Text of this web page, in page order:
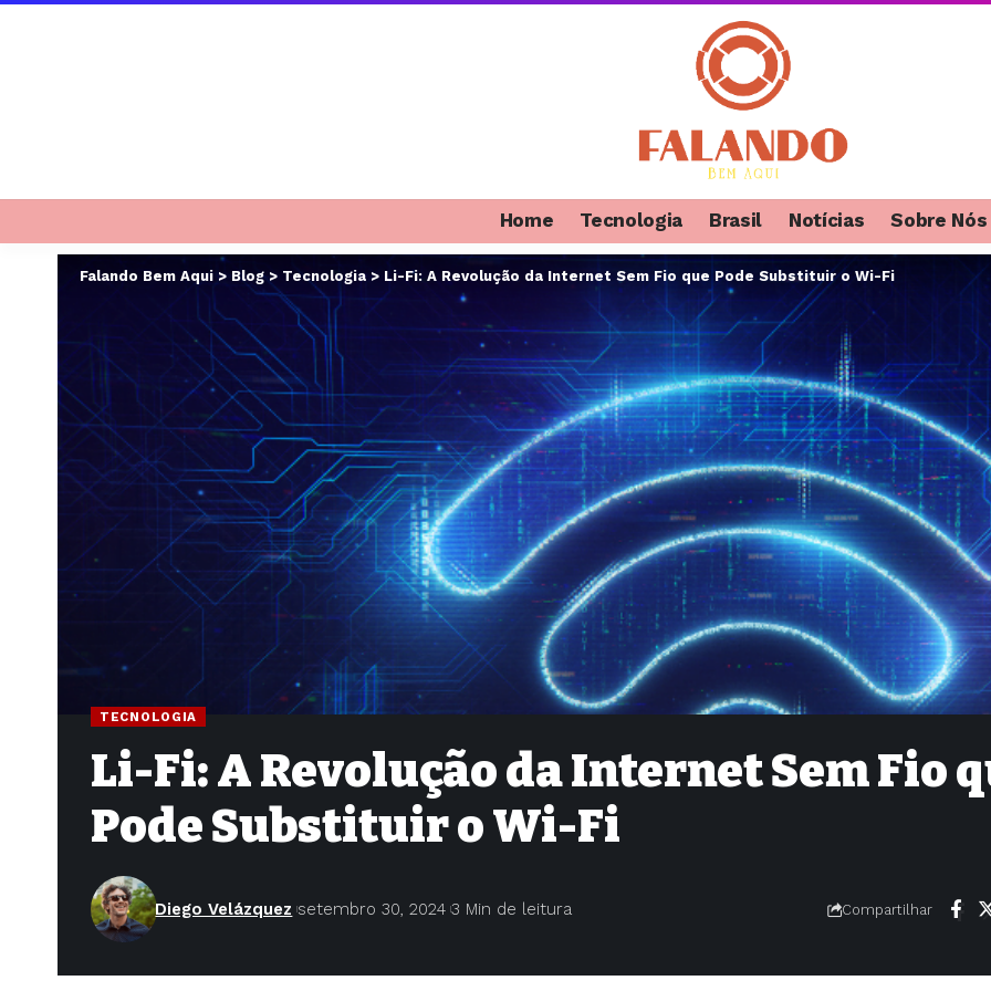
Home Tecnologia Brasil Notícias Sobre Nós
Falando Bem Aqui > Blog> Tecnologia > Li-Fi: A Revolução da Internet Sem Fio que Pode Substituir o Wi-Fi
TECNOLOGIA
Li-Fi: A Revolução da Internet Sem Fio
Pode Substituir o Wi-Fi
Diego Velázquez setembro 30, 2024 3 Min de leitura Compartilhar